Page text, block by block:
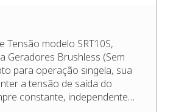
Tensão modelo SRT10S,
Geradores Brushless (Sem
para operação singela, sua
a tensão de saída do
constante, independente